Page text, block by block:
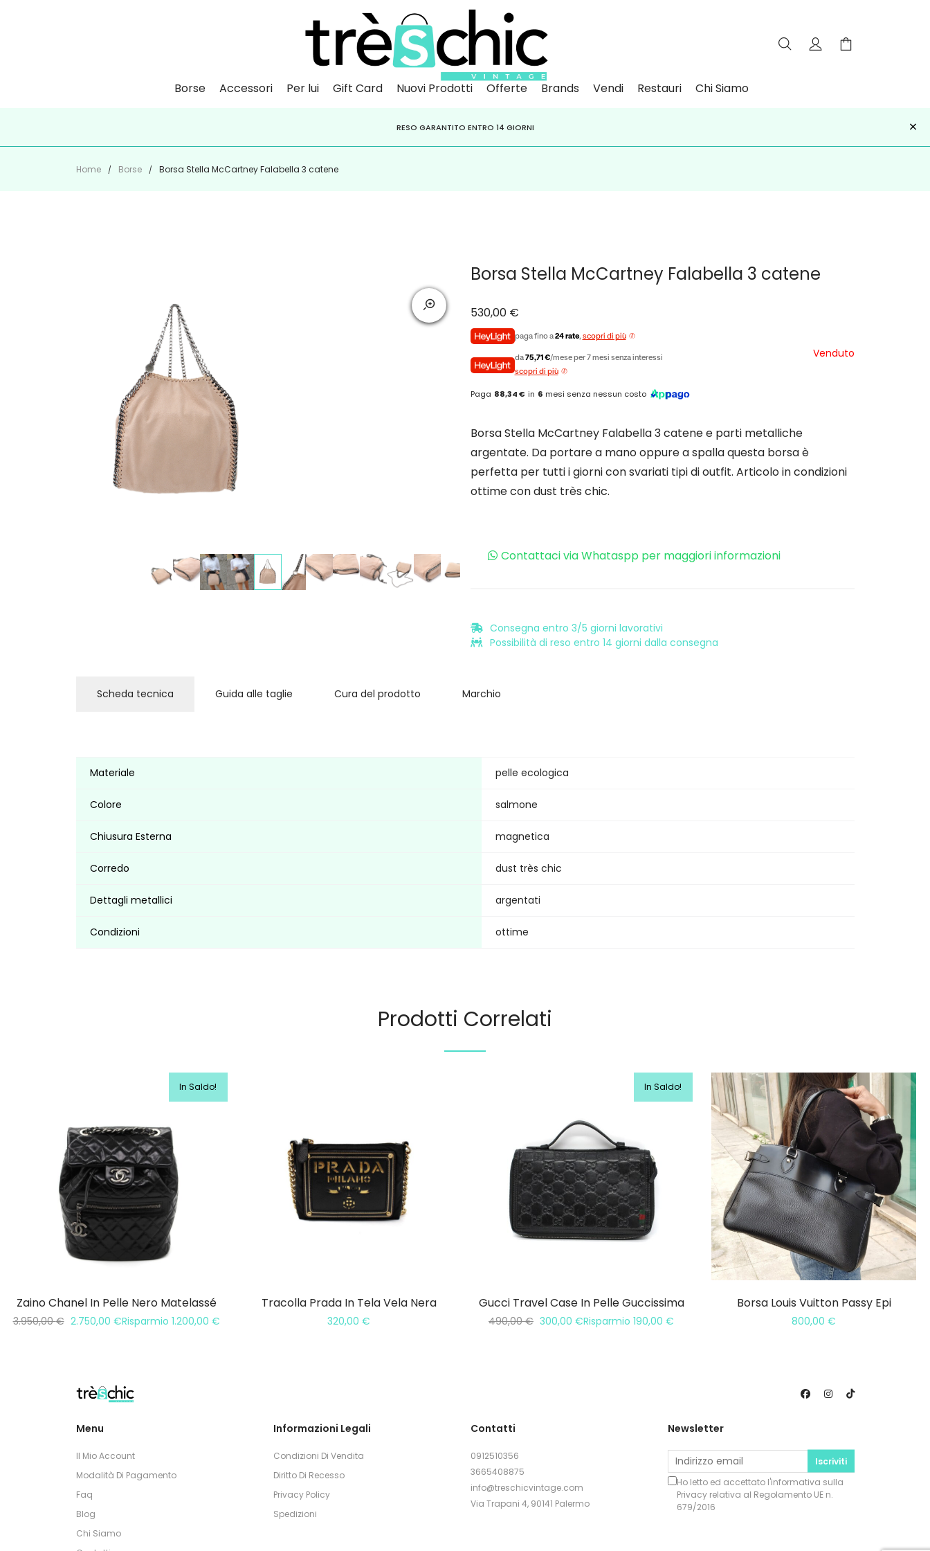
Borse Accessori Per lui Gift Card Nuovi Prodotti Offerte Brands Vendi Restauri Chi Siamo
PAGA A RATE CONKLARNA,HEYLIGHT,APPAGO
ISCRIVITI ALLA NEWSLETTER PER NON PERDERE SCONTI E OFFERTE IMPERDIBILI!
RESO GARANTITO ENTRO 14 GIORNI ×
Home Borse Borsa Stella McCartney Falabella 3 catene
Borsa Stella McCartney Falabella 3 catene
530,00 €
paga fino a24 rate, scopri di più
da75,71 €/mese per 7 mesi senza interessi
scopri di più
Paga 88,34 € in 6 mesi senza nessun costo
Venduto
Borsa Stella McCartney Falabella 3 catene e parti metalliche
argentate. Da portare a mano oppure a spalla questa borsa è
perfetta per tutti i giorni con svariati tipi di outfit. Articolo in condizioni
ottime con dust très chic.
Contattaci via Whataspp per maggiori informazioni
Consegna entro 3/5 giorni lavorativi
Possibilità di reso entro 14 giorni dalla consegna
Scheda tecnica Guida alle taglie Cura del prodotto Marchio
Materiale pelle ecologica
Colore salmone
Chiusura Esterna magnetica
Corredo dust très chic
Dettagli metallici argentati
Condizioni ottime
Prodotti Correlati
In Saldo!
Zaino Chanel In Pelle Nero Matelassé
3.950,00€ 2.750,00 €Risparmio 1.200,00 €
Tracolla Prada In Tela Vela Nera
320,00 €
In Saldo!
Gucci Travel Case In Pelle Guccissima
490,00€ 300,00 €Risparmio 190,00 €
Borsa Louis Vuitton Passy Epi
800,00 €
Menu
Il Mio Account
Modalità Di Pagamento
Faq
Blog
Chi Siamo
Informazioni Legali
Condizioni Di Vendita
Diritto Di Recesso
Privacy Policy
Spedizioni
Contatti
0912510356
3665408875
info@treschicvintage.com
Via Trapani 4, 90141 Palermo
Newsletter
Iscriviti
Ho letto ed accettato l'informativa sulla
Privacyrelativa al Regolamento UE n.
679/2016